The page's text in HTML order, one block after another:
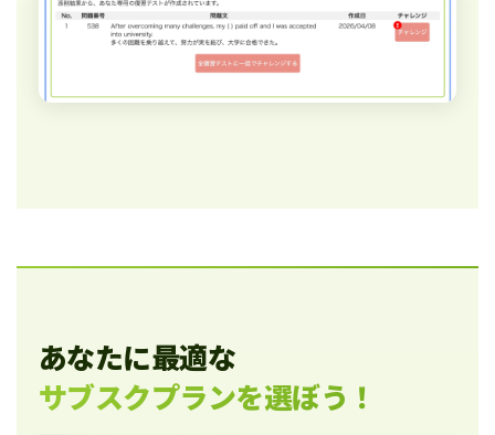
あなたに最適な
サブスクプランを選ぼう！